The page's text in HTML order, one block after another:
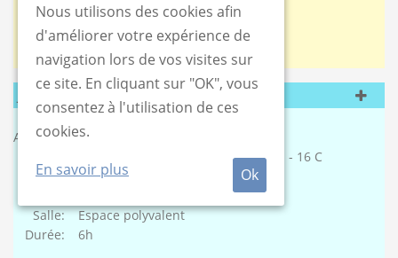
Jour 1
Date:
Adresse:
Salle:
Durée:
2025-10-11
LeuzArena
Rue du Pont de la Cure, LeuzArena - 16 C
7900 Leuze-en-Hainaut
Espace polyvalent
6h
Nous utilisons des cookies afin
d'améliorer votre expérience de
navigation lors de vos visites sur
ce site. En cliquant sur "OK", vous
consentez à l'utilisation de ces
cookies.
En savoir plus
Ok